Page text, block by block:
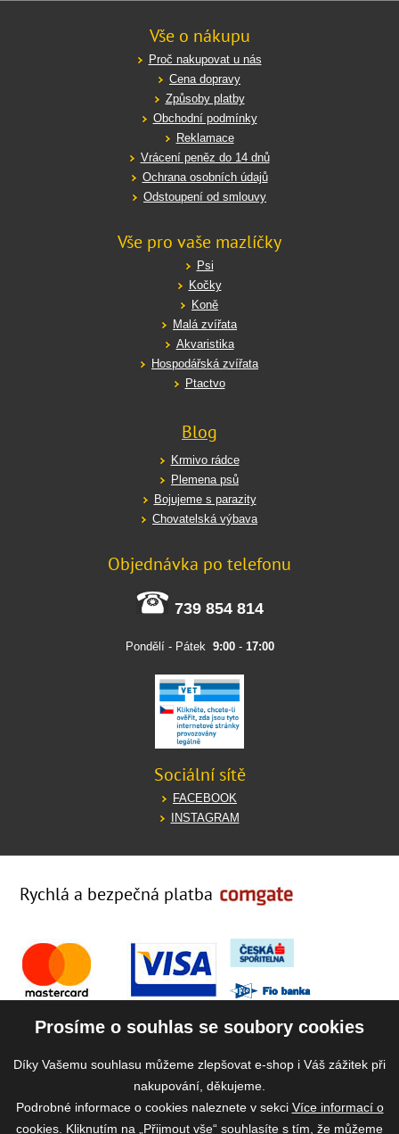
Vše o nákupu
Proč nakupovat u nás
Cena dopravy
Způsoby platby
Obchodní podmínky
Reklamace
Vrácení peněz do 14 dnů
Ochrana osobních údajů
Odstoupení od smlouvy
Vše pro vaše mazlíčky
Psi
Kočky
Koně
Malá zvířata
Akvaristika
Hospodářská zvířata
Ptactvo
Blog
Krmivo rádce
Plemena psů
Bojujeme s parazity
Chovatelská výbava
Objednávka po telefonu
739 854 814
Pondělí - Pátek 9:00- 17:00
Sociální sítě
FACEBOOK
INSTAGRAM
Rychlá a bezpečná platba
Prosíme o souhlas se soubory cookies
Díky Vašemu souhlasu můžeme zlepšovat e-shop i Váš zážitek při
nakupování, děkujeme.
Podrobné informace o cookies naleznete v sekci Více informací o
cookies . Kliknutím na „Přijmout vše“ souhlasíte s tím, že můžeme